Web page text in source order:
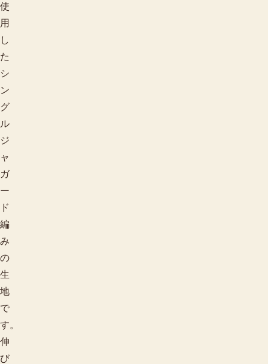
使
用
し
た
シ
ン
グ
ル
ジ
ャ
ガ
ー
ド
編
み
の
生
地
で
す。
伸
び